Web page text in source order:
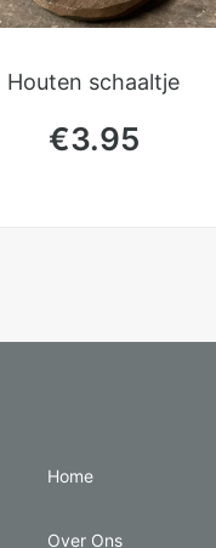
Houten schaaltje
€3.95
Home
Over Ons